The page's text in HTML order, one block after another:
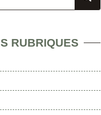
RUBRIQUES